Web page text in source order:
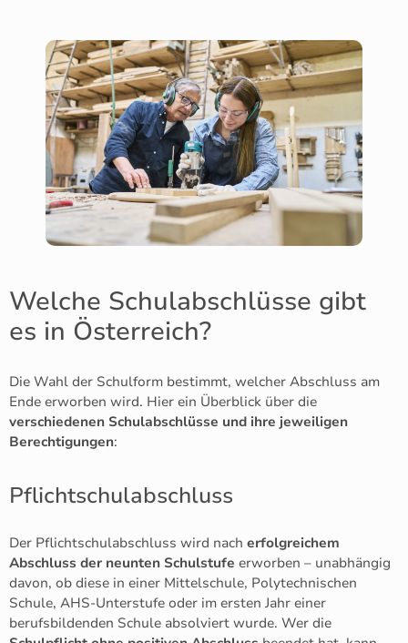
Welche Schulabschlüsse gibt
es in Österreich?
Die Wahl der Schulform bestimmt, welcher Abschluss am
Ende erworben wird. Hier ein Überblick über die
verschiedenen Schulabschlüsse und ihre jeweiligen
Berechtigungen:
Pflichtschulabschluss
Der Pflichtschulabschluss wird nach erfolgreichem
Abschluss der neunten Schulstufe erworben – unabhängig
davon, ob diese in einer Mittelschule, Polytechnischen
Schule, AHS-Unterstufe oder im ersten Jahr einer
berufsbildenden Schule absolviert wurde. Wer die